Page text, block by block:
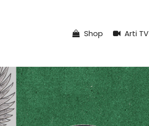
Shop Arti TV